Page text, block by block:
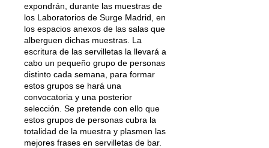
expondrán, durante las muestras de
los Laboratorios de Surge Madrid, en
los espacios anexos de las salas que
alberguen dichas muestras. La
escritura de las servilletas la llevará a
cabo un pequeño grupo de personas
distinto cada semana, para formar
estos grupos se hará una
convocatoria y una posterior
selección. Se pretende con ello que
estos grupos de personas cubra la
totalidad de la muestra y plasmen las
mejores frases en servilletas de bar.